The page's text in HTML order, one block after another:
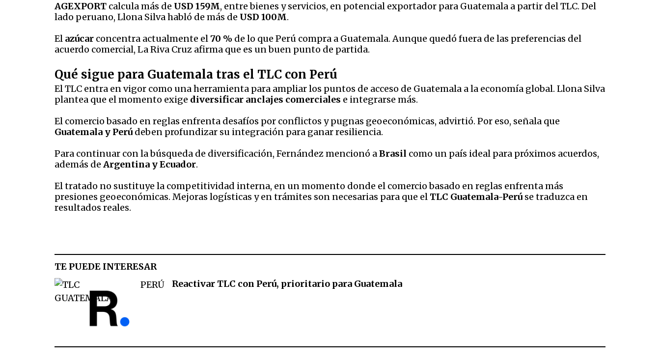
AGEXPORT calcula más de USD 159M, entre bienes y servicios, en potencial exportador para Guatemala a partir del TLC. Del
lado peruano, Llona Silva habló de más de USD 100M.
El azúcar concentra actualmente el70 % de lo que Perú compra a Guatemala. Aunque quedó fuera de las preferencias del
acuerdo comercial, La Riva Cruz afirma que es un buen punto de partida.
Qué sigue para Guatemala tras el TLC con Perú
El TLC entra en vigor como una herramienta para ampliar los puntos de acceso de Guatemala a la economía global. Llona Silva
plantea que el momento exige diversificar anclajes comerciales e integrarse más.
El comercio basado en reglas enfrenta desafíos por conflictos y pugnas geoeconómicas, advirtió. Por eso, señala que
Guatemala y Perú deben profundizar su integración para ganar resiliencia.
Para continuar con la búsqueda de diversificación, Fernández mencionó aBrasil como un país ideal para próximos acuerdos,
además de Argentina y Ecuador.
El tratado no sustituye la competitividad interna, en un momento donde el comercio basado en reglas enfrenta más
presiones geoeconómicas. Mejoras logísticas y en trámites son necesarias para que el TLC Guatemala-Perú se traduzca en
resultados reales.
TE PUEDE INTERESAR
Reactivar TLC con Perú, prioritario para Guatemala